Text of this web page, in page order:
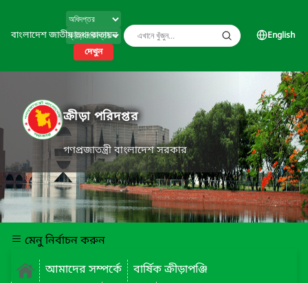
বাংলাদেশ জাতীয় তথ্য বাতায়ন
দেখুন
English
ক্রীড়া পরিদপ্তর
গণপ্রজাতন্ত্রী বাংলাদেশ সরকার
মেনু নির্বাচন করুন
আমাদের সম্পর্কে
বার্ষিক ক্রীড়াপঞ্জি